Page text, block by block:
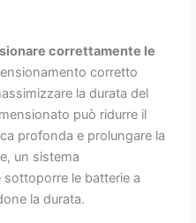
correttamente le
corretto
la durata del
può ridurre il
profonda e prolungare la
un sistema
le batterie a
la durata.